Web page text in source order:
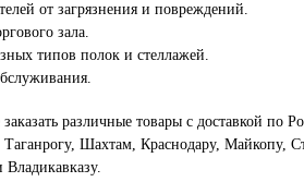
от загрязнения и повреждений.
зала.
типов полок и стеллажей.
различные товары с доставкой по
Шахтам, Краснодару, Майкопу,
Владикавказу.